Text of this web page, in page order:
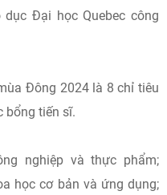
dục Đại học Quebec công
Đông 2024 là 8 chỉ tiêu
bổng tiến sĩ.
nghiệp và thực phẩm;
học cơ bản và ứng dụng;